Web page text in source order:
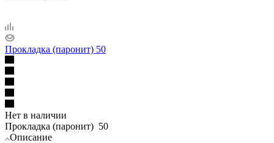
Прокладка (паронит) 50
Нет в наличии
Прокладка (паронит) 50
Описание